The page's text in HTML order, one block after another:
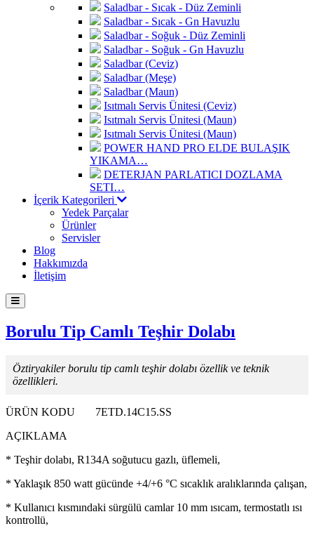
Saladbar - Sıcak - Düz Zeminli
Saladbar - Sıcak - Gn Havuzlu
Saladbar - Soğuk - Düz Zeminli
Saladbar - Soğuk - Gn Havuzlu
Saladbar (Ceviz)
Saladbar (Meşe)
Saladbar (Maun)
Isıtmalı Servis Ünitesi (Ceviz)
Isıtmalı Servis Ünitesi (Maun)
Isıtmalı Servis Ünitesi (Maun)
POWER HAND PRO ELDE BULAŞIK
YIKAMA…
DETERJAN PARLATICI DOZLAMA
SETI…
İçerik Kategorileri
Yedek Parçalar
Ürünler
Servisler
Blog
Hakkımızda
İletişim
Borulu Tip Camlı Teşhir Dolabı
Öztiryakiler borulu tip camlı teşhir dolabı özellik ve teknik
özellikleri.
ÜRÜN KODU
7ETD.14C15.SS
AÇIKLAMA
* Teşhir dolabı, R134A soğutucu gazlı, üflemeli,
* Yaklaşık 850 watt gücünde +4/+6 °C sıcaklık aralıklarında çalışan,
* Kullanıcı kısmındaki sürgülü camlar 10 mm ısıcam, termostatlı ısı
kontrollü,